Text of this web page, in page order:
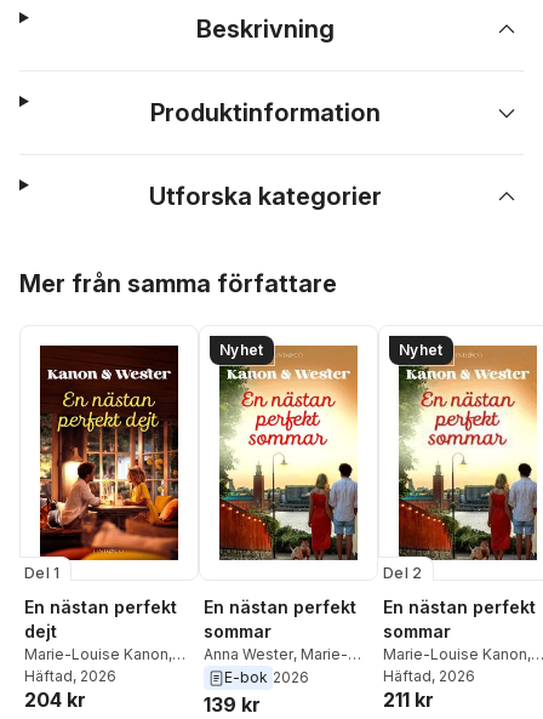
Beskrivning
Produktinformation
Utforska kategorier
Mer från samma författare
Del 1
En nästan perfekt
dejt
Marie-Louise Kanon,
Anna Wester
Häftad, 2026
204 kr
Nyhet
En nästan perfekt
sommar
Anna Wester, Marie-
Louise Kanon
E-bok 2026
139 kr
Nyhet
Del 2
En nästan perfekt
sommar
Marie-Louise Kanon,
Anna Wester
Häftad, 2026
211 kr